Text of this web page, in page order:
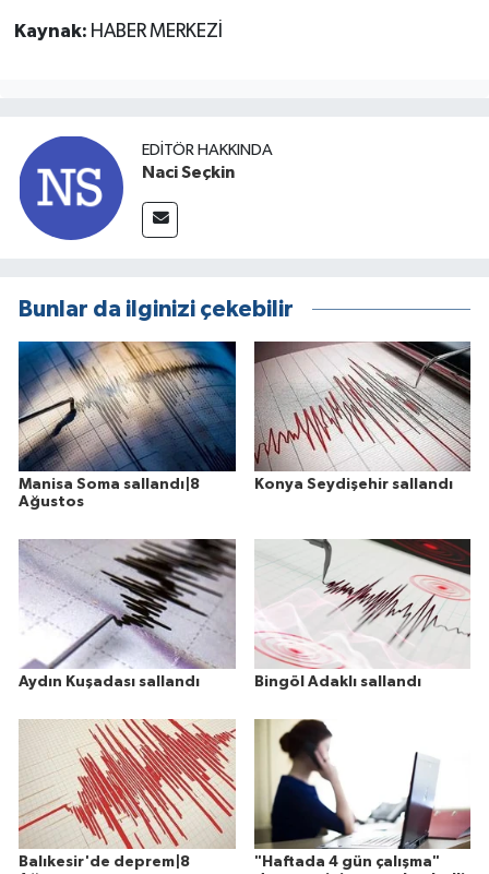
Kaynak: HABER MERKEZİ
EDITÖR HAKKINDA
Naci Seçkin
Bunlar da ilginizi çekebilir
Manisa Soma sallandı|8
Ağustos
Konya Seydişehir sallandı
Aydın Kuşadası sallandı Bingöl Adaklı sallandı
Balıkesir'de deprem|8
"Haftada 4 gün çalışma"